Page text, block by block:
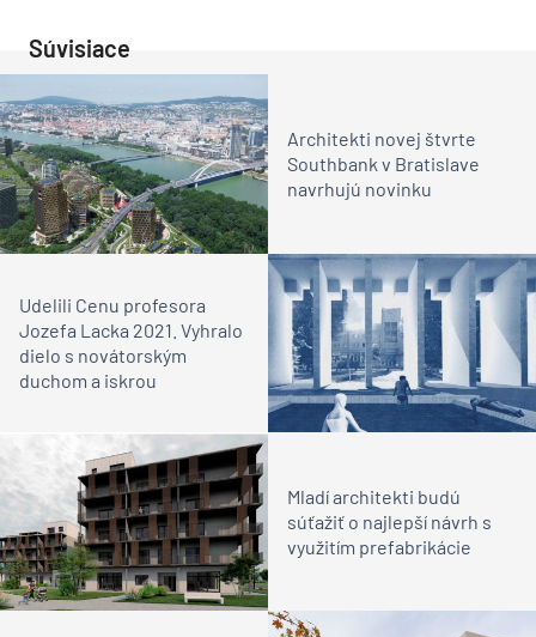
Súvisiace
Architekti novej štvrte
Southbank v Bratislave
navrhujú novinku
Udelili Cenu profesora
Jozefa Lacka 2021. Vyhralo
dielo s novátorským
duchom a iskrou
Mladí architekti budú
súťažiť o najlepší návrh s
využitím prefabrikácie